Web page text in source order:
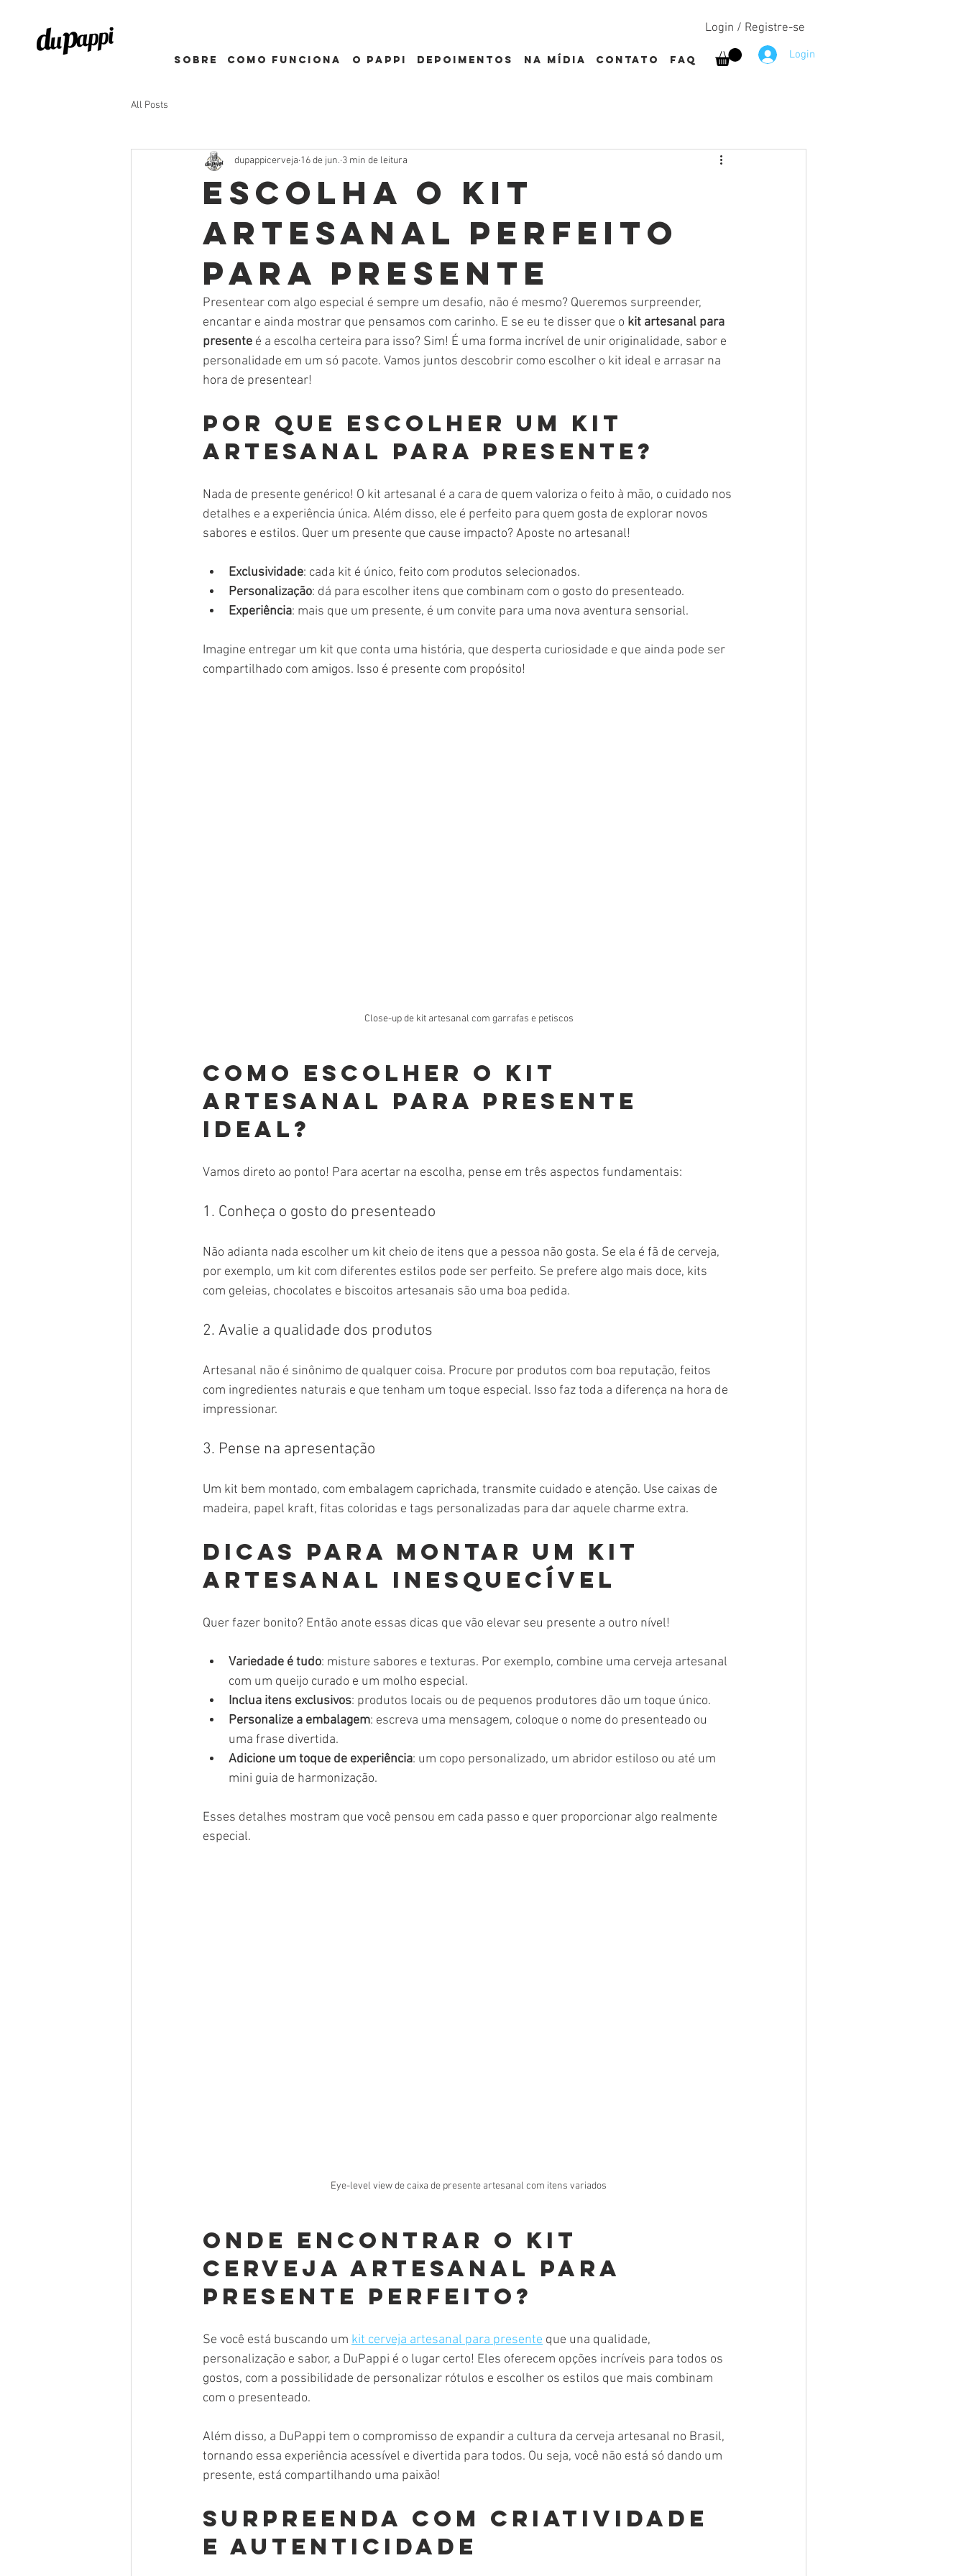
Sobre como funciona o pappi depoimentos Na mídia contato
Login / Registre-se
Login
FAQ
All Posts
Escolha o kit
artesanal perfeito
para presente
dupappicerveja 16 de jun. 3 min de leitura
Presentear com algo especial é sempre um desafio, não é mesmo? Queremos surpreender,
encantar e ainda mostrar que pensamos com carinho. E se eu te disser que o kit artesanal para
presente é a escolha certeira para isso? Sim! É uma forma incrível de unir originalidade, sabor e
personalidade em um só pacote. Vamos juntos descobrir como escolher o kit ideal e arrasar na
hora de presentear!
Por que escolher um kit
artesanal para presente?
Nada de presente genérico! O kit artesanal é a cara de quem valoriza o feito à mão, o cuidado nos
detalhes e a experiência única. Além disso, ele é perfeito para quem gosta de explorar novos
sabores e estilos. Quer um presente que cause impacto? Aposte no artesanal!
Exclusividade: cada kit é único, feito com produtos selecionados.
Personalização: dá para escolher itens que combinam com o gosto do presenteado.
Experiência: mais que um presente, é um convite para uma nova aventura sensorial.
Imagine entregar um kit que conta uma história, que desperta curiosidade e que ainda pode ser
compartilhado com amigos. Isso é presente com propósito!
Close-up de kit artesanal com garrafas e petiscos
Como escolher o kit
artesanal para presente
ideal?
Vamos direto ao ponto! Para acertar na escolha, pense em três aspectos fundamentais:
1. Conheça o gosto do presenteado
Não adianta nada escolher um kit cheio de itens que a pessoa não gosta. Se ela é fã de cerveja,
por exemplo, um kit com diferentes estilos pode ser perfeito. Se prefere algo mais doce, kits
com geleias, chocolates e biscoitos artesanais são uma boa pedida.
2. Avalie a qualidade dos produtos
Artesanal não é sinônimo de qualquer coisa. Procure por produtos com boa reputação, feitos
com ingredientes naturais e que tenham um toque especial. Isso faz toda a diferença na hora de
impressionar.
3. Pense na apresentação
Um kit bem montado, com embalagem caprichada, transmite cuidado e atenção. Use caixas de
madeira, papel kraft, fitas coloridas e tags personalizadas para dar aquele charme extra.
Dicas para montar um kit
artesanal inesquecível
Quer fazer bonito? Então anote essas dicas que vão elevar seu presente a outro nível!
Variedade é tudo: misture sabores e texturas. Por exemplo, combine uma cerveja artesanal
com um queijo curado e um molho especial.
Inclua itens exclusivos: produtos locais ou de pequenos produtores dão um toque único.
Personalize a embalagem: escreva uma mensagem, coloque o nome do presenteado ou
uma frase divertida.
Adicione um toque de experiência: um copo personalizado, um abridor estiloso ou até um
mini guia de harmonização.
Esses detalhes mostram que você pensou em cada passo e quer proporcionar algo realmente
especial.
Eye-level view de caixa de presente artesanal com itens variados
Onde encontrar o kit
cerveja artesanal para
presente perfeito?
Se você está buscando um kit cerveja artesanal para presente que una qualidade,
personalização e sabor, a DuPappi é o lugar certo! Eles oferecem opções incríveis para todos os
gostos, com a possibilidade de personalizar rótulos e escolher os estilos que mais combinam
com o presenteado.
Além disso, a DuPappi tem o compromisso de expandir a cultura da cerveja artesanal no Brasil,
tornando essa experiência acessível e divertida para todos. Ou seja, você não está só dando um
presente, está compartilhando uma paixão!
Surpreenda com criatividade
e autenticidade